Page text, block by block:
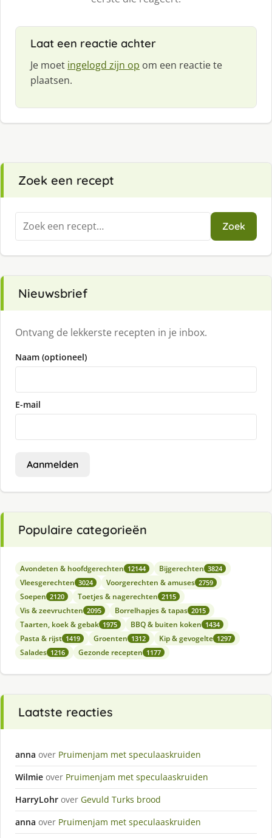
Laat een reactie achter
Je moet ingelogd zijn op om een reactie te
plaatsen.
Zoek een recept
Zoeken
naar:
Zoek
Nieuwsbrief
Ontvang de lekkerste recepten in je inbox.
Naam (optioneel)
E-mail
Aanmelden
Populaire categorieën
Avondeten & hoofdgerechten 12144 Bijgerechten 3824
Vleesgerechten 3024 Voorgerechten & amuses 2759
Soepen 2120 Toetjes & nagerechten 2115
Vis & zeevruchten 2095 Borrelhapjes & tapas 2015
Taarten, koek & gebak 1975 BBQ & buiten koken 1434
Pasta & rijst 1419 Groenten 1312 Kip & gevogelte 1297
Salades 1216 Gezonde recepten 1177
Laatste reacties
anna over Pruimenjam met speculaaskruiden
Wilmie over Pruimenjam met speculaaskruiden
HarryLohr over Gevuld Turks brood
anna over Pruimenjam met speculaaskruiden